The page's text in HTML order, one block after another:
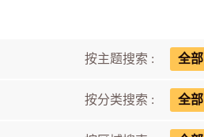
按主题搜索 : 全部
按分类搜索 : 全部